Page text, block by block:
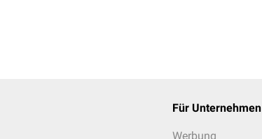
Für Unternehmen
Werbung